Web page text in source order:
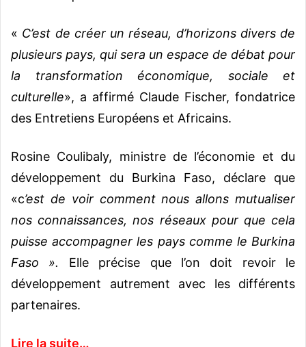
« C’est de créer un réseau, d’horizons divers de
plusieurs pays, qui sera un espace de débat pour
la transformation économique, sociale et
culturelle», a affirmé Claude Fischer, fondatrice
des Entretiens Européens et Africains.
Rosine Coulibaly, ministre de l’économie et du
développement du Burkina Faso, déclare que
«c’est de voir comment nous allons mutualiser
nos connaissances, nos réseaux pour que cela
puisse accompagner les pays comme le Burkina
Faso ».
Elle précise que l’on doit revoir le
développement autrement avec les différents
partenaires.
Lire la suite…